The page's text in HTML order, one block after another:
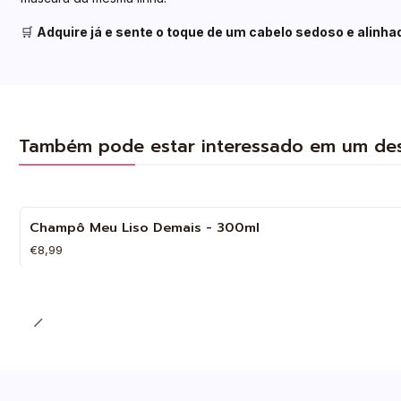
🛒 Adquire já e sente o toque de um cabelo sedoso e
Também pode estar interessado em um
Champô Meu Liso Demais - 300ml
€8,99